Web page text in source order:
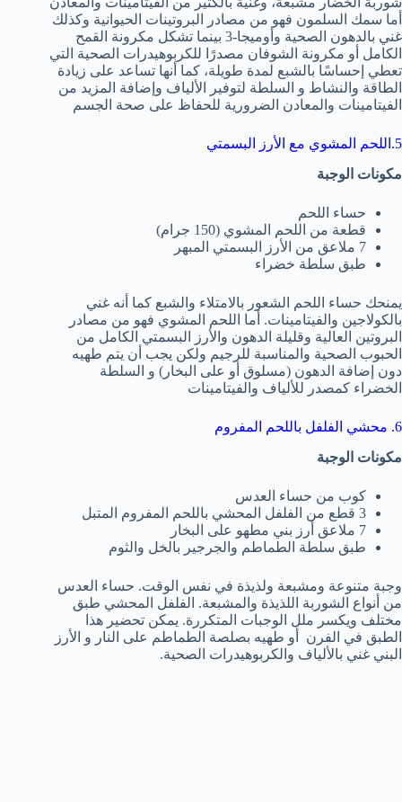
أما سمك السلمون فهو من مصادر البروتينات الحيوانية وكذلك
غني بالدهون الصحية وأوميجا-3 بينما تشكل مكرونة القمح
الكامل أو مكرونة الشوفان مصدرًا للكربوهيدرات الصحية التي
تعطي إحساسًا بالشبع لمدة طويلة، كما أنها تساعد على زيادة
الطاقة والنشاط و السلطة لتوفير الألياف وإضافة المزيد من
الفيتامينات والمعادن الضرورية للحفاظ على صحة الجسم
5.اللحم المشوي مع الأرز البسمتي
مكونات الوجبة
حساء اللحم
قطعة من اللحم المشوي (150 جرام)
7 ملاعق من الأرز البسمتي المبهر
طبق سلطة خضراء
يمنحك حساء اللحم الشعور بالامتلاء والشبع كما أنه غني
بالكولاجين والفيتامينات. أما اللحم المشوي فهو من مصادر
البروتين العالية وقليلة الدهون والأرز البسمتي الكامل من
الحبوب الصحية والمناسبة للرجيم ولكن يجب أن يتم طهيه
دون إضافة الدهون (مسلوق أو على البخار) و السلطة
الخضراء كمصدر للألياف والفيتامينات
6. محشي الفلفل باللحم المفروم
مكونات الوجبة
كوب من حساء العدس
3 قطع من الفلفل المحشي باللحم المفروم المتبل
7 ملاعق أرز بني مطهو على البخار
طبق سلطة الطماطم والجرجير بالخل والثوم
وجبة متنوعة ومشبعة ولذيذة في نفس الوقت. حساء العدس
من أنواع الشوربة اللذيذة والمشبعة. الفلفل المحشي طبق
مختلف ويكسر ملل الوجبات المتكررة. يمكن تحضير هذا
الطبق في الفرن أو طهيه بصلصة الطماطم على النار و الأرز
البني غني بالألياف والكربوهيدرات الصحية.